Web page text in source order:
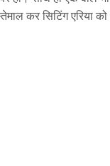
कर सिटिंग एरिया को